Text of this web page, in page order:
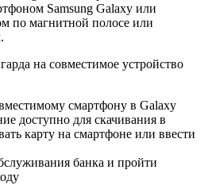
Samsung Galaxy или
по магнитной полосе или
на совместимое устройство
смартфону в Galaxy
доступно для скачивания в
карту на смартфоне или ввести
банка и пройти